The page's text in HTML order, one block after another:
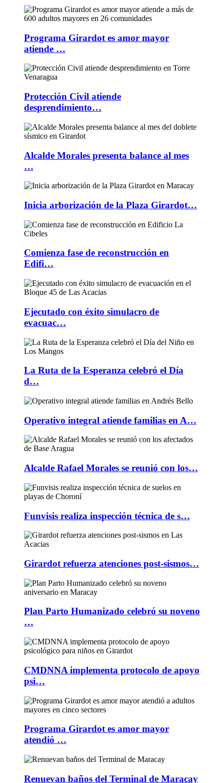
Programa Girardot es amor mayor
atiende …
Protección Civil atiende
desprendimiento…
Alcalde Morales presenta balance al mes
…
Inicia arborización de la Plaza Girardot…
Comienza fase de reconstrucción en
Edifi…
Ejecutado con éxito simulacro de
evacuac…
La Ruta de la Esperanza celebró el Día
d…
Operativo integral atiende familias en A…
Alcalde Rafael Morales se reunió con los…
Funvisis realiza inspección técnica de s…
Girardot refuerza atenciones post-sismos…
Plan Parto Humanizado celebró su noveno
…
CMDNNA implementa protocolo de apoyo
psi…
Programa Girardot es amor mayor
atendió …
Renuevan baños del Terminal de Maracay